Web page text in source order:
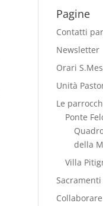
Pagine
Contatti
Newsletter
Orari
Unità
Le
Ponte
della
Villa
Sacramenti
Collaborare